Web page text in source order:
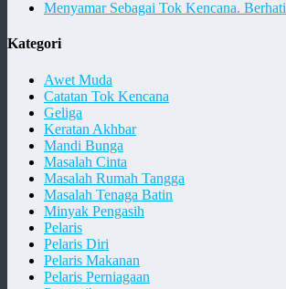
Menyamar Sebagai Tok Kencana.
Kategori
Awet Muda
Catatan Tok Kencana
Geliga
Keratan Akhbar
Mandi Bunga
Masalah Cinta
Masalah Rumah Tangga
Masalah Tenaga Batin
Minyak Pengasih
Pelaris
Pelaris Diri
Pelaris Makanan
Pelaris Perniagaan